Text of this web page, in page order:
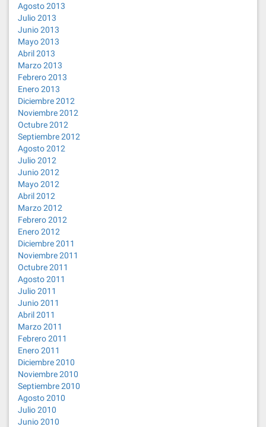
Agosto 2013
Julio 2013
Junio 2013
Mayo 2013
Abril 2013
Marzo 2013
Febrero 2013
Enero 2013
Diciembre 2012
Noviembre 2012
Octubre 2012
Septiembre 2012
Agosto 2012
Julio 2012
Junio 2012
Mayo 2012
Abril 2012
Marzo 2012
Febrero 2012
Enero 2012
Diciembre 2011
Noviembre 2011
Octubre 2011
Agosto 2011
Julio 2011
Junio 2011
Abril 2011
Marzo 2011
Febrero 2011
Enero 2011
Diciembre 2010
Noviembre 2010
Septiembre 2010
Agosto 2010
Julio 2010
Junio 2010